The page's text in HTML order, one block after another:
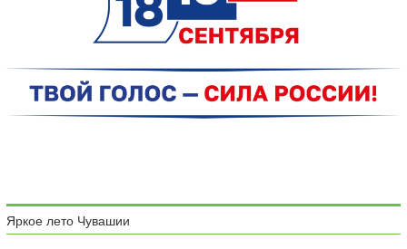
Яркое лето Чувашии